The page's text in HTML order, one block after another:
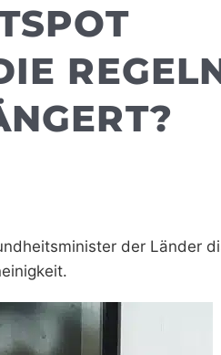
der Länder